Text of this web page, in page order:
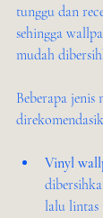
tunggu dan
sehingga
mudah
Beberapa jenis
Vinyl
lalu lintas